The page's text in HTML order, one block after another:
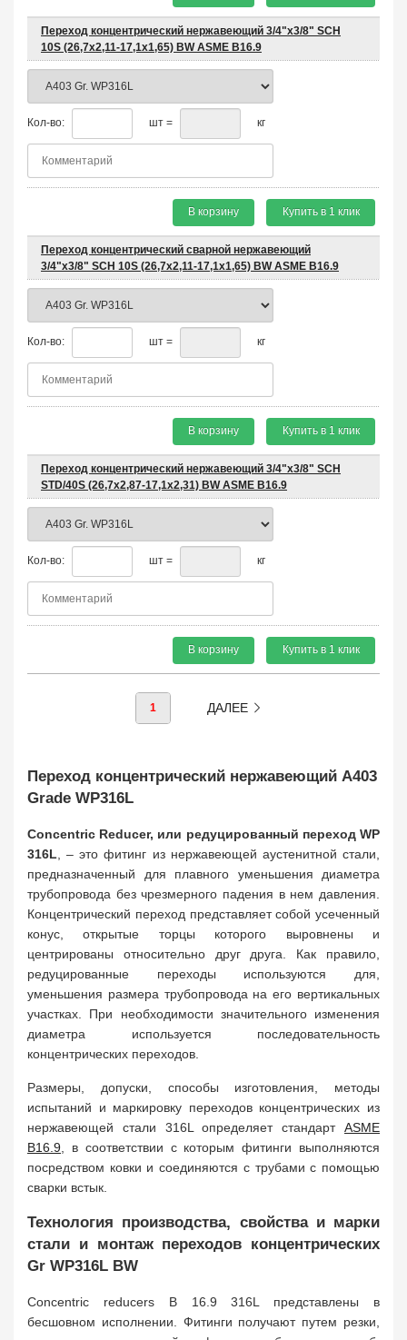
Переход концентрический нержавеющий 3/4"х3/8" SCH
10S (26,7x2,11-17,1x1,65) BW ASME B16.9
Кол-во: шт = кг
В корзину Купить в 1 клик
Переход концентрический сварной нержавеющий
3/4"х3/8" SCH 10S (26,7x2,11-17,1x1,65) BW ASME B16.9
Кол-во: шт = кг
В корзину Купить в 1 клик
Переход концентрический нержавеющий 3/4"х3/8" SCH
STD/40S (26,7x2,87-17,1x2,31) BW ASME B16.9
Кол-во: шт = кг
В корзину Купить в 1 клик
1 ДАЛЕЕ
Переход концентрический нержавеющий A403
Grade WP316L
Concentric Reducer, или редуцированный переход WP
316L , – это фитинг из нержавеющей аустенитной стали,
предназначенный для плавного уменьшения диаметра
трубопровода без чрезмерного падения в нем давления.
Концентрический переход представляет собой усеченный
конус, открытые торцы которого выровнены и
центрированы относительно друг друга. Как правило,
редуцированные переходы используются для,
уменьшения размера трубопровода на его вертикальных
участках. При необходимости значительного изменения
диаметра используется последовательность
концентрических переходов.
Размеры, допуски, способы изготовления, методы
испытаний и маркировку переходов концентрических из
нержавеющей стали 316L определяет стандарт ASME
B16.9 , в соответствии с которым фитинги выполняются
посредством ковки и соединяются с трубами с помощью
сварки встык.
Технология производства, свойства и марки
стали и монтаж переходов концентрических
Gr WP316L BW
Concentric reducers B 16.9 316L представлены в
бесшовном исполнении. Фитинги получают путем резки,